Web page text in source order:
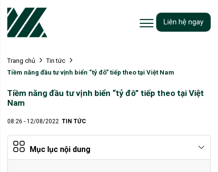
Liên hệ ngay
Trang chủ
Tin tức
Tiềm năng đầu tư vịnh biển “tỷ đô” tiếp theo tại Việt Nam
Tiềm năng đầu tư vịnh biển “tỷ đô” tiếp theo tại Việt
Nam
08:26 - 12/08/2022 TIN TỨC
Mục lục nội dung